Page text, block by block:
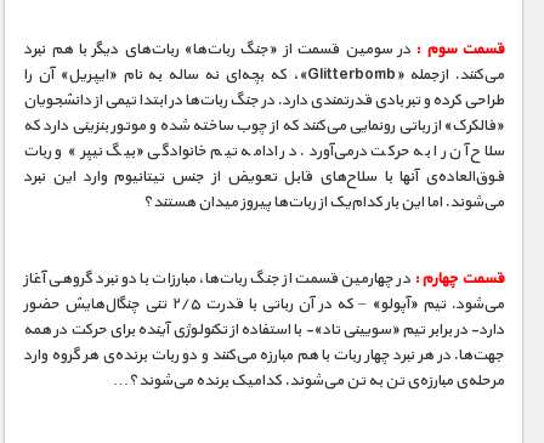
فرهنگ / هنر
کیهان / نجوم
گردشگری
ماورایی
مستند های اختصاصی
قسمت سوم : در سومین قسمت از «جنگ ربات‌ها» ربات‌های دیگر با هم نبرد
می‌کنند. ازجمله «Glitterbomb»، که بچه‌ای نه ساله به نام «ایپریل» آن را
طراحی کرده و تبر بادی قدرتمندی دارد. در جنگ ربات‌ها در ابتدا تیمی از دانشجویان
«فالکرک» از رباتی رونمایی می‌کنند که از چوب ساخته شده و موتور بنزینی دارد که
سلاح آن را به حرکت درمی‌آورد. در ادامه تیم خانوادگی «بیگ نیپر» و ربات
فوق‌العاده‌ی آنها با سلاح‌های قابل تعویض از جنس تیتانیوم وارد این نبرد
می‌شوند. اما این بار کدام‌یک از ربات‌ها پیروز میدان هستند؟
قسمت چهارم : در چهارمین قسمت از جنگ ربات‌ها، مبارزات با دو نبرد گروهی آغاز
می‌شود. تیم «آپولو» – که در آن رباتی با قدرت ۲/۵ تنی چنگال‌هایش حضور
دارد- در برابر تیم «سویینی تاد»- با استفاده از تکنولوژی آینده برای حرکت در همه
جهت‌ها. در هر نبرد چهار ربات با هم مبارزه می‌کنند و دو ربات برنده‌ی هر گروه وارد
مرحله‌ی مبارزه‌ی تن به تن می‌شوند. کدامیک برنده می‌شوند؟…